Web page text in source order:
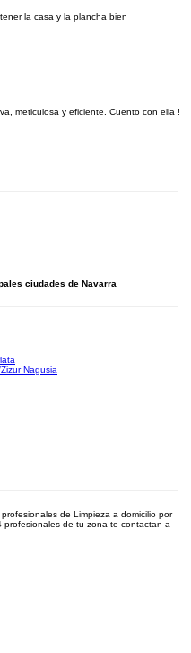
la casa y la plancha bien
meticulosa y eficiente. Cuento con ella !
ciudades de Navarra
Nagusia
de Limpieza a domicilio por
de tu zona te contactan a